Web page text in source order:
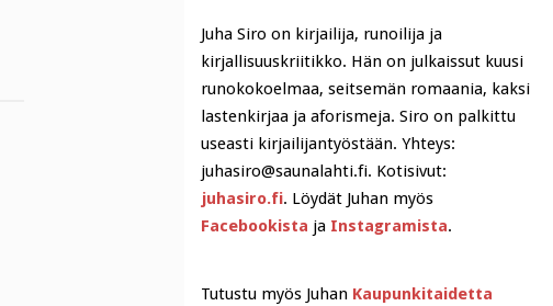
Juha Siro on kirjailija, runoilija ja
kirjallisuuskriitikko. Hän on julkaissut kuusi
runokokoelmaa, seitsemän romaania, kaksi
lastenkirjaa ja aforismeja. Siro on palkittu
useasti kirjailijantyöstään. Yhteys:
juhasiro@saunalahti.fi. Kotisivut:
juhasiro.fi. Löydät Juhan myös
Facebookista ja Instagramista.
Tutustu myös Juhan Kaupunkitaidetta